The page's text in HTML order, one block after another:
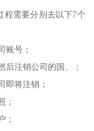
程需要分别去以下7个
账号；
后注销公司的国、；
即将注销；
；
；